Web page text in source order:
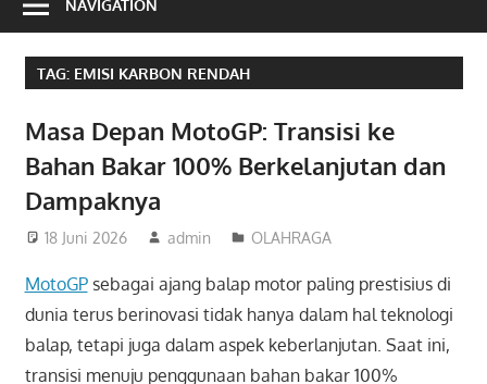
tengah
dinamika
NAVIGATION
TAG: EMISI KARBON RENDAH
Masa Depan MotoGP: Transisi ke
Bahan Bakar 100% Berkelanjutan dan
Dampaknya
18 Juni 2026 admin OLAHRAGA
MotoGPsebagai ajang balap motor paling prestisius di
dunia terus berinovasi tidak hanya dalam hal teknologi
balap, tetapi juga dalam aspek keberlanjutan. Saat ini,
transisi menuju penggunaan bahan bakar 100%